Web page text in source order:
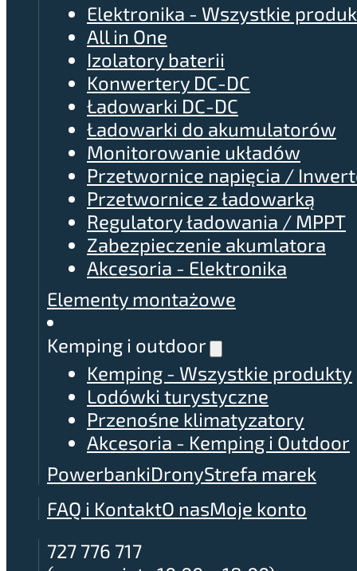
Elektronika - Wszystkie
All in One
Izolatory baterii
Konwertery DC-DC
Ładowarki DC-DC
Ładowarki do akumulatorów
Monitorowanie układów
Przetwornice napięcia /
Przetwornice z ładowarką
Regulatory ładowania / MPPT
Zabezpieczenie akumlatora
Akcesoria - Elektronika
Elementy montażowe
Kemping i outdoor
Kemping - Wszystkie produkty
Lodówki turystyczne
Przenośne klimatyzatory
Akcesoria - Kemping i Outdoor
PowerbankiDronyStrefa marek
FAQ i KontaktO nasMoje konto
727 776 717